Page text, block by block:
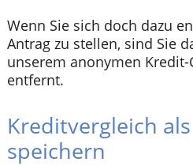
Wenn Sie sich doch dazu
Antrag zu stellen, sind Sie
unserem anonymen
entfernt.
Kreditvergleich
speichern